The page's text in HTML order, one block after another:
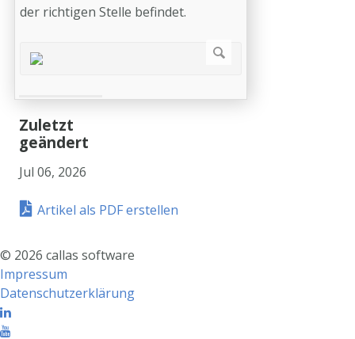
der richtigen Stelle befindet.
Zuletzt
geändert
Jul 06, 2026
Artikel als PDF erstellen
© 2026 callas software
Impressum
Datenschutzerklärung
Linkedin